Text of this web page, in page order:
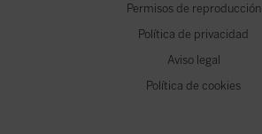
Permisos de reproducción
Política de privacidad
Aviso legal
Política de cookies